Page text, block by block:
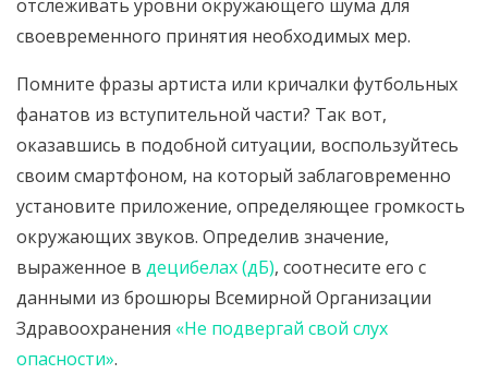
отслеживать уровни окружающего шума для
своевременного принятия необходимых мер.
Помните фразы артиста или кричалки футбольных
фанатов из вступительной части? Так вот,
оказавшись в подобной ситуации, воспользуйтесь
своим смартфоном, на который заблаговременно
установите приложение, определяющее громкость
окружающих звуков. Определив значение,
выраженное в децибелах (дБ), соотнесите его с
данными из брошюры Всемирной Организации
Здравоохранения «Не подвергай свой слух
опасности».